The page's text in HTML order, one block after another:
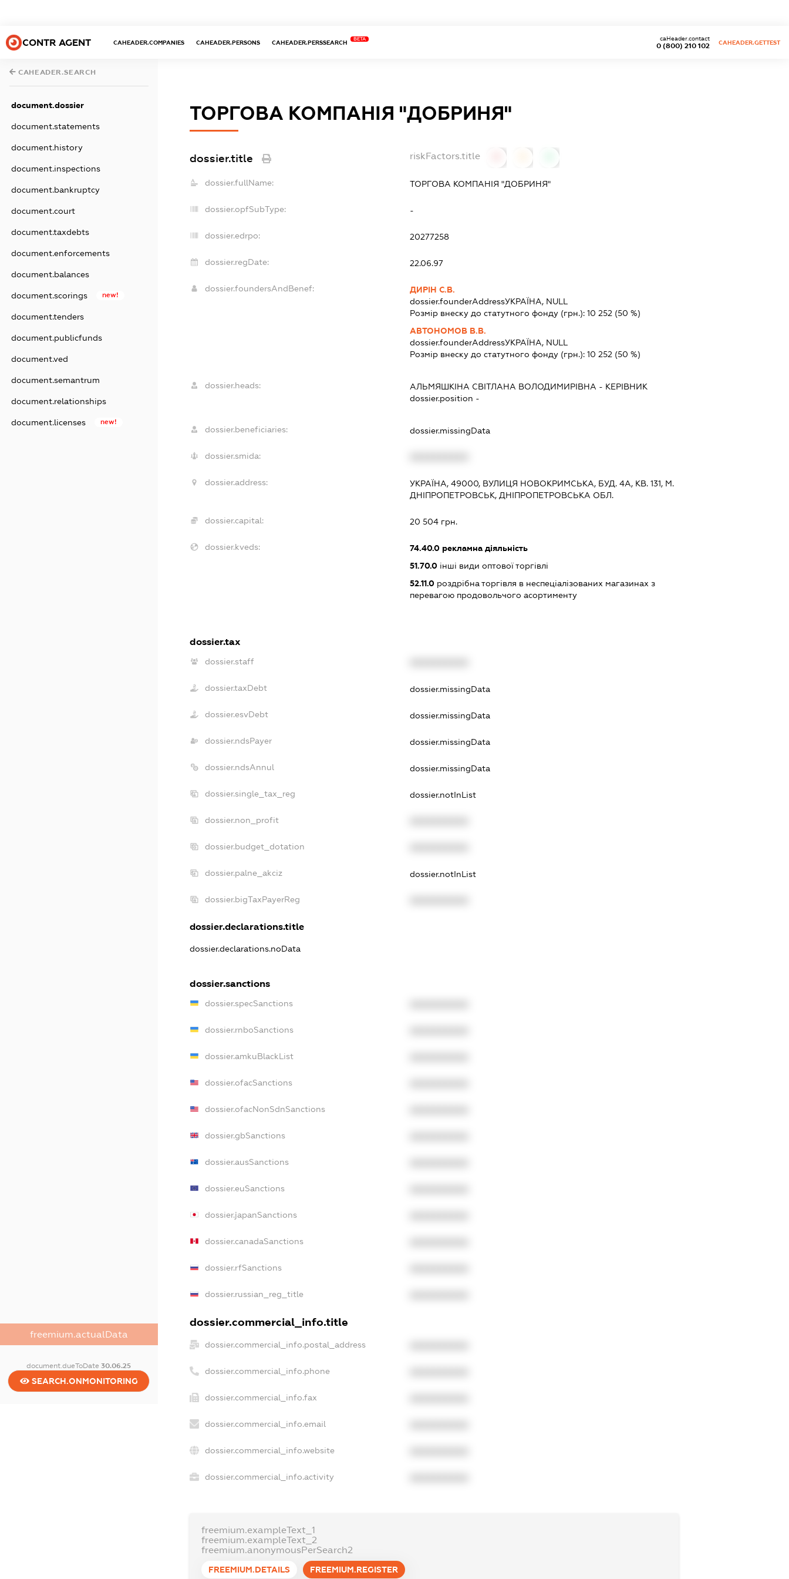
CONTR AGENT CAHEADER.COMPANIES CAHEADER.PERSONS CAHEADER.PERSSEARCH
BETA
0 (800) 210 102
caHeader.contact
CAHEADER.GETTEST
CAHEADER.SEARCH
document.dossier
document.statements
document.history
document.inspections
document.bankruptcy
document.court
document.taxdebts
document.enforcements
document.balances
document.scorings new!
document.tenders
document.publicfunds
document.ved
document.semantrum
document.relationships
document.licenses new!
freemium.actualData
document.dueToDate30.06.25
SEARCH.ONMONITORING
ТОРГОВА КОМПАНІЯ "ДОБРИНЯ"
dossier.title riskFactors.title
dossier.fullName: ТОРГОВА КОМПАНІЯ "ДОБРИНЯ"
dossier.opfSubType: -
dossier.edrpo: 20277258
dossier.regDate: 22.06.97
dossier.foundersAndBenef:
ДИРІН С.В.
dossier.founderAddressУКРАЇНА, NULL
Розмір внеску до статутного фонду (грн.): 10 252 (50 %)
АВТОНОМОВ В.В.
dossier.founderAddressУКРАЇНА, NULL
Розмір внеску до статутного фонду (грн.): 10 252 (50 %)
dossier.heads: АЛЬМЯШКІНА СВІТЛАНА ВОЛОДИМИРІВНА - КЕРІВНИК
dossier.position -
dossier.beneficiaries: dossier.missingData
dossier.smida:
dossier.address:
УКРАЇНА, 49000, ВУЛИЦЯ НОВОКРИМСЬКА, БУД. 4А, КВ. 131, М.
ДНІПРОПЕТРОВСЬК, ДНІПРОПЕТРОВСЬКА ОБЛ.
dossier.capital: 20 504 грн.
dossier.kveds: 74.40.0рекламна діяльність
51.70.0інші види оптової торгівлі
52.11.0роздрібна торгівля в неспеціалізованих магазинах з
перевагою продовольчого асортименту
dossier.tax
dossier.staff
dossier.taxDebt dossier.missingData
dossier.esvDebt dossier.missingData
dossier.ndsPayer dossier.missingData
dossier.ndsAnnul dossier.missingData
dossier.single_tax_reg dossier.notInList
dossier.non_profit
dossier.budget_dotation
dossier.palne_akciz dossier.notInList
dossier.bigTaxPayerReg
dossier.declarations.title
dossier.declarations.noData
dossier.sanctions
dossier.specSanctions
dossier.rnboSanctions
dossier.amkuBlackList
dossier.ofacSanctions
dossier.ofacNonSdnSanctions
dossier.gbSanctions
dossier.ausSanctions
dossier.euSanctions
dossier.japanSanctions
dossier.canadaSanctions
dossier.rfSanctions
dossier.russian_reg_title
dossier.commercial_info.title
dossier.commercial_info.postal_address
dossier.commercial_info.phone
dossier.commercial_info.fax
dossier.commercial_info.email
dossier.commercial_info.website
dossier.commercial_info.activity
freemium.exampleText_1
freemium.exampleText_2
freemium.anonymousPerSearch2
FREEMIUM.DETAILS FREEMIUM.REGISTER